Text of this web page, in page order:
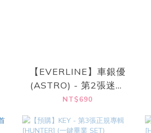
【EVERLINE】車銀優
(ASTRO) - 第2張迷你
專輯 [ELSE]
NT$690